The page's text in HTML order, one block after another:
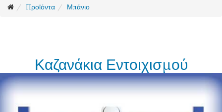
Προϊόντα Μπάνιο
Καζανάκια Εντοιχισμού